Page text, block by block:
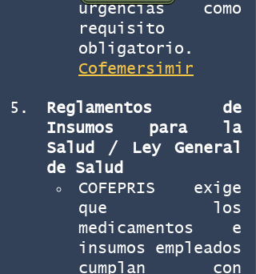
urgencias como
requisito
Cofemersimir
Reglamentos de
Insumos para la
Salud / Ley General
de Salud
COFEPRIS exige
que los
medicamentos e
insumos empleados
cumplan con